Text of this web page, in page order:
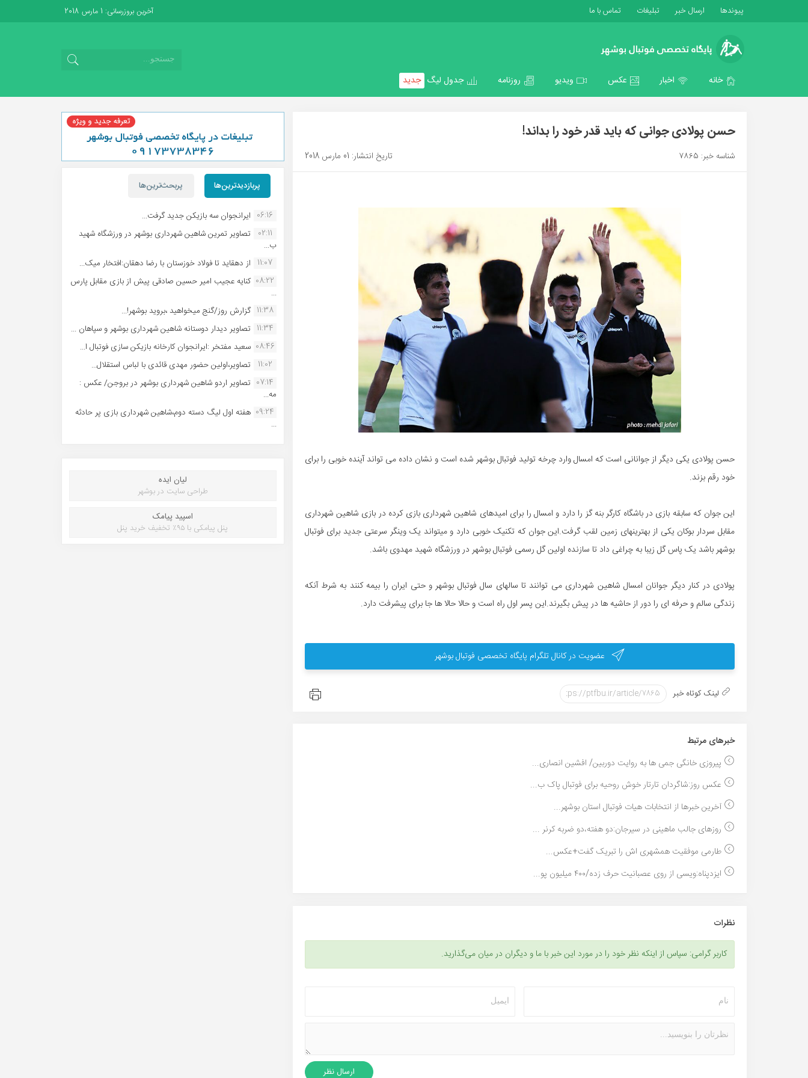
پیوندها ارسال خبر تبلیغات تماس با ما آخرین بروزرسانی: 1 مارس 2018
خانه اخبار عکس ویدیو روزنامه جدول لیگ جدید
حسن پولادی جوانی که باید قدر خود را بداند!
شناسه خبر: 7865 تاریخ انتشار: 01 مارس 2018
حسن پولادی یکی دیگر از جوانانی است که امسال وارد چرخه تولید فوتبال بوشهر شده است و نشان داده می تواند آینده خوبی را برای
خود رقم بزند.
این جوان که سابقه بازی در باشگاه کارگر بنه گز را دارد و امسال را برای امیدهای شاهین شهرداری بازی کرده در بازی شاهین شهرداری
مقابل سردار بوکان یکی از بهترینهای زمین لقب گرفت.این جوان که تکنیک خوبی دارد و میتواند یک وینگر سرعتی جدید برای فوتبال
بوشهر باشد یک پاس گل زیبا به چراغی داد تا سازنده اولین گل رسمی فوتبال بوشهر در ورزشگاه شهید مهدوی باشد.
پولادی در کنار دیگر جوانان امسال شاهین شهرداری می توانند تا سالهای سال فوتبال بوشهر و حتی ایران را بیمه کنند به شرط آنکه
زندگی سالم و حرفه ای را دور از حاشیه ها در پیش بگیرند.این پسر اول راه است و حالا حالا ها جا برای پیشرفت دارد.
عضویت در کانال تلگرام پایگاه تخصصی فوتبال بوشهر
لینک کوتاه خبر
خبر‌های مرتبط
پیروزی خانگی جمی ها به روایت دوربین/ افشین انصاری...
عکس روز:شاگردان تارتار خوش روحیه برای فوتبال پاک ب...
آخرین خبرها از انتخابات هیات فوتبال استان بوشهر...
روزهای جالب ماهینی در سیرجان:دو هفته،دو ضربه کرنر ...
طارمی موفقیت همشهری اش را تبریک گفت+عکس...
ایزدپناه:ویسی از روی عصبانیت حرف زده/۴۰۰ میلیون پو...
نظرات
کاربر گرامی: سپاس از اینکه نظر خود را در مورد این خبر با ما و دیگران در میان می‌گذارید.
پربازدیدترین‌ها پربحث‌ترین‌ها
06:16 ایرانجوان سه بازیکن جدید گرفت...
02:11
تصاویر تمرین شاهین شهردارى بوشهر در ورزشگاه شهید
ب...
11:07 از دهقاید تا فولاد خوزستان با رضا دهقان:افتخار میک...
08:22 کنایه عجیب امیر حسین صادقی پیش از بازی مقابل پارس
...
11:38 گزارش روز/گنج میخواهید ،بروید بوشهر!...
11:34 تصاویر دیدار دوستانه شاهین شهردارى بوشهر و سپاهان ...
08:46 سعید مفتخر :ایرانجوان کارخانه بازیکن سازی فوتبال ا...
11:02
تصاویر،اولین حضور مهدی قائدی با لباس استقلال...
07:14 تصاویر اردو شاهین شهرداری بوشهر در بروجن/ عکس :
مه...
09:24 هفته اول لیگ دسته دوم،شاهین شهرداری بازی پر حادثه
...
لیان ایده
طراحی سایت در بوشهر
اسپید پیامک
پنل پیامکی با ۹۵٪ تخفیف خرید پنل